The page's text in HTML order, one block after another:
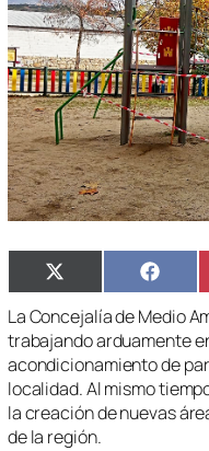
Compartir
en
X
(Twitter) en
La Concejalía de Medio
trabajando arduamente
acondicionamiento de
localidad. Al mismo
la creación de nuevas
de la región.